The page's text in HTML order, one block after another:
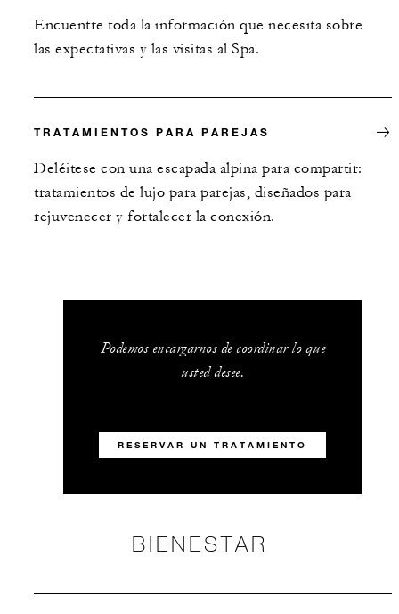
Encuentre toda la información que necesita sobre
las expectativas y las visitas al Spa.
TRATAMIENTOS PARA PAREJAS
Deléitese con una escapada alpina para compartir:
tratamientos de lujo para parejas, diseñados para
rejuvenecer y fortalecer la conexión.
Podemos encargarnos de coordinar lo que
usted desee.
RESERVAR UN TRATAMIENTO
BIENESTAR